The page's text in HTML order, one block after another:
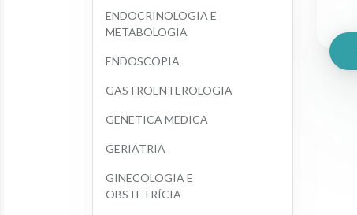
ENDOCRINOLOGIA E
METABOLOGIA
ENDOSCOPIA
GASTROENTEROLOGIA
GENETICA MEDICA
GERIATRIA
GINECOLOGIA E
OBSTETRÍCIA